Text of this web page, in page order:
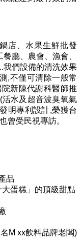
店、水果生鮮批發
廳、農會、漁會、
我們設備的清洗效果
,不僅可清除一般常
新陳代謝科醫師推
水及超音波臭氧氣
明專利設計,榮獲台
曾受民視專訪。
品
蛋糕」的頂級甜點
M xx飲料品牌老闆)